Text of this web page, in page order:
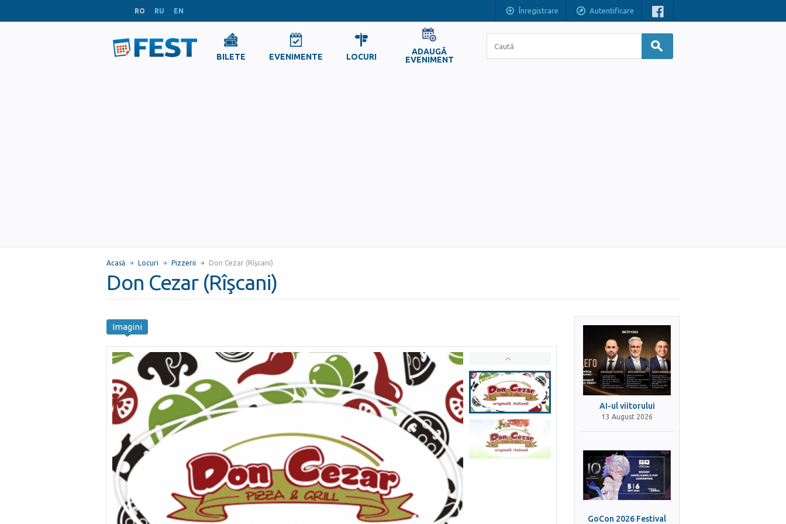
RO RU EN Înregistrare Autentificare
BILETE EVENIMENTE LOCURI
ADAUGĂ
EVENIMENT
Acasă Locuri Pizzerii Don Cezar (Rîşcani)
Don Cezar (Rîşcani)
Imagini
AI-ul viitorului
13 August 2026
GoCon 2026 Festival